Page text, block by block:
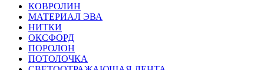
КОВРОЛИН
МАТЕРИАЛ ЭВА
НИТКИ
ОКСФОРД
ПОРОЛОН
ПОТОЛОЧКА